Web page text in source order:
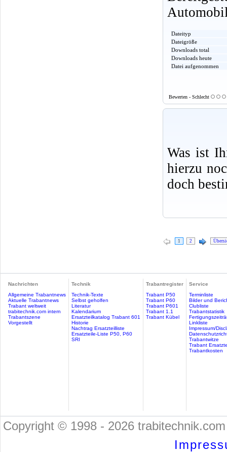
Dateityp
Dateigröße
Downloads total
Downloads heute
Datei aufgenommen
Bewerten - Schlecht
Was ist
hierzu
doch
1 2
Nachrichten
Allgemeine Trabantnews
Aktuelle Trabantnews
Trabant weltweit
trabitechnik.com intern
Trabantszene
Vorgestellt
Technik
Technik-Texte
Selbst geholfen
Literatur
Kalendarium
Ersatzteilkatalog Trabant 601
Historie
Nachtrag Ersatzteilliste
Ersatzteile-Liste P50, P60
SRI
Trabantregister
Trabant P50
Trabant P60
Trabant P601
Trabant 1.1
Trabant Kübel
Service
Terminliste
Bilder und
Clubliste
Trabantstatistik
Linkliste
Impressum/
Trabantwitze
Trabant
Trabantkosten
Copyright © 1998 - 2026